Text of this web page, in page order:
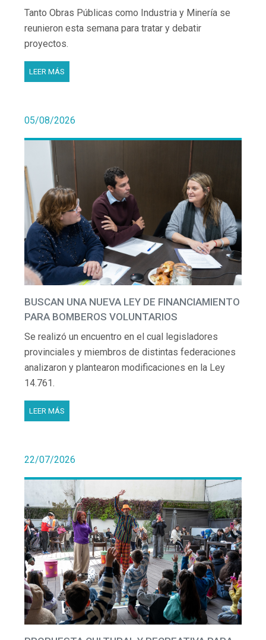
Tanto Obras Públicas como Industria y Minería se
reunieron esta semana para tratar y debatir
proyectos.
LEER MÁS
05/08/2026
BUSCAN UNA NUEVA LEY DE FINANCIAMIENTO
PARA BOMBEROS VOLUNTARIOS
Se realizó un encuentro en el cual legisladores
provinciales y miembros de distintas federaciones
analizaron y plantearon modificaciones en la Ley
14.761.
LEER MÁS
22/07/2026